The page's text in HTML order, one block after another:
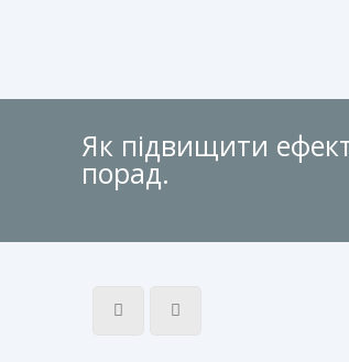
Як підвищити
порад.